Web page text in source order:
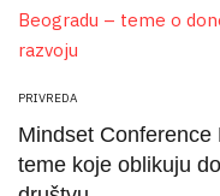
PRIVREDA
Mindset
teme koje oblikuju